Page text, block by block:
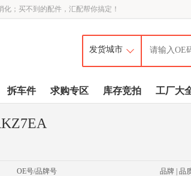
；买不到的配件，汇配帮你搞定！
拆车件 求购专区 库存竞拍 工厂大
OE号/品牌号 品牌 | 品